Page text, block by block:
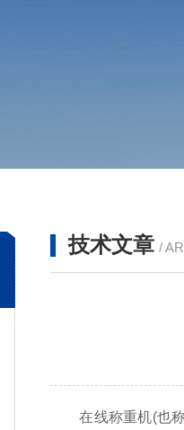
技术文章 /
在线称重机(也称